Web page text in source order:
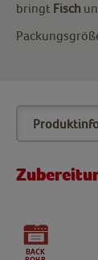
bringt Fisch